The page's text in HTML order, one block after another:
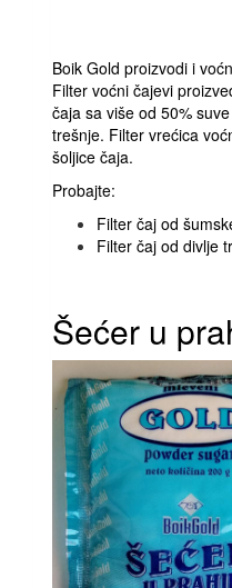
Boik Gold proizvodi i
Filter voćni čajevi
čaja sa više od 50%
trešnje. Filter vrećica
šoljice čaja.
Probajte:
Filter čaj od
Filter čaj od divlje
Šećer u